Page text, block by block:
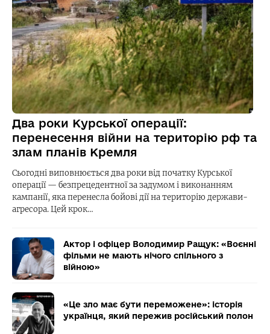
Два роки Курської операції:
перенесення війни на територію рф та
злам планів Кремля
Сьогодні виповнюється два роки від початку Курської
операції — безпрецедентної за задумом і виконанням
кампанії, яка перенесла бойові дії на територію держави-
агресора. Цей крок…
Актор і офіцер Володимир Ращук: «Воєнні
фільми не мають нічого спільного з
війною»
«Це зло має бути переможене»: історія
українця, який пережив російський полон